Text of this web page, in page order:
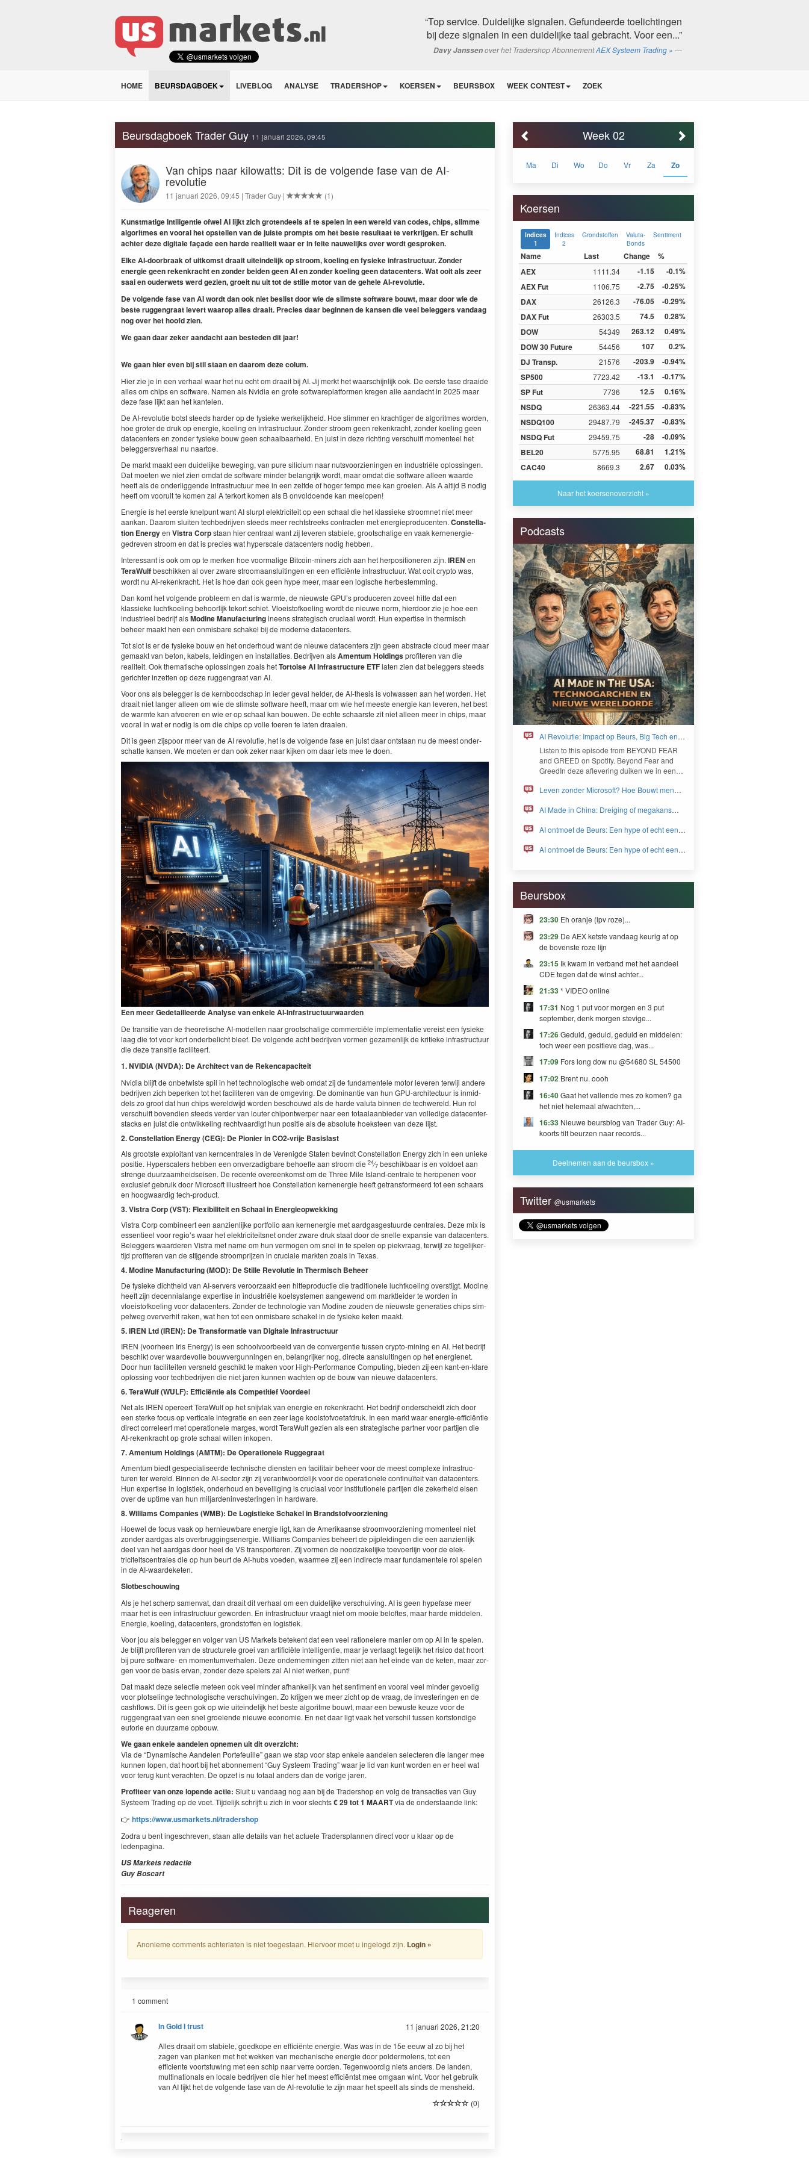
“Top service. Duidelijke signalen. Gefundeerde toelichtingen
bij deze signalen in een duidelijke taal gebracht. Voor een...”
Davy Janssenover het Tradershop AbonnementAEX Systeem Trading »
HOME BEURSDAGBOEK LIVEBLOG ANALYSE TRADERSHOP KOERSEN BEURSBOX WEEK CONTEST ZOEK
Beursdagboek Trader Guy 11 januari 2026, 09:45
Van chips naar kilowatts: Dit is de volgende fase van de AI-
revolutie
11 januari 2026, 09:45 | Trader Guy | (1)
Kun­st­matige Intili­gen­tie ofwelAIlijkt zich gro­ten­deels af te spe­len in een wereld van codes, chips, slimme
algo­ritmes en vooral het opstellen van de juiste prompts om het beste resul­taat te verkri­j­gen. Er schuilt
achter deze dig­i­tale façade een harde realiteit waar er in feite nauwelijks over wordt gesproken.
Elke AI-door­braak of uitkomst draait uitein­delijk op stroom, koel­ing en fysieke infra­struc­tu­ur. Zon­der
energie geen rekenkracht en zon­der bei­den geenAIen zon­der koel­ing geen dat­a­cen­ters. Wat ooit als zeer
saai en oud­er­wets werd gezien, groeit nu uit tot de stille motor van de gehele AI-revolutie.
De vol­gende fase vanAIwordt dan ook niet beslist door wie de slim­ste soft­ware bouwt, maar door wie de
beste ruggen­graat lev­ert waarop alles draait. Pre­cies daar begin­nen de kansen die veel beleg­gers van­daag
nog over het hoofd zien.
We gaan daar zek­er aan­dacht aan best­e­den dit jaar!
We gaan hier even bij stil staan en daarom deze colum.
Hier zie je in een ver­haal waar het nu echt om draait bijAI. Jij merkt het waarschi­jn­lijk ook. De eerste fase draaide
alles om chips en soft­ware. Namen als Nvidia en grote soft­ware­plat­for­men kre­gen alle aan­dacht in 2025 maar
deze fase lijkt aan het kantelen.
De AI-rev­o­lu­tie botst steeds hard­er op de fysieke werke­lijkheid. Hoe slim­mer en krachtiger de algo­ritmes wor­den,
hoe grot­er de druk op energie, koel­ing en infra­struc­tu­ur. Zon­der stroom geen rekenkracht, zon­der koel­ing geen
dat­a­cen­ters en zon­der fysieke bouw geen schaal­baarheid. En juist in deze richt­ing ver­schuift momenteel het
beleg­gersver­haal nu naartoe.
De markt maakt een duidelijke beweg­ing, van pure sili­ci­um naar nutsvoorzienin­gen en indus­triële oplossin­gen.
Dat moeten we niet zien omdat de soft­ware min­der belan­grijk wordt, maar omdat die soft­ware alleen waarde
heeft als de onderliggende infra­struc­tu­ur mee in een zelfde of hoger tem­po mee kan groeien. Als A alti­jd B nodig
heeft om vooruit te komen zal A terko­rt komen als B onvol­doende kan meelopen!
Energie is het eerste knelpunt wantAIslurpt elek­triciteit op een schaal die het klassieke stroom­net niet meer
aankan. Daarom sluiten techbedri­jven steeds meer recht­streeks con­tracten met energiepro­du­cen­ten. Con­stel­la­
tion Ener­gyen Vis­tra Corpstaan hier cen­traal want zij lev­eren sta­biele, grootschalige en vaak kernen­ergie-
gedreven stroom en dat is pre­cies wat hyper­scale dat­a­cen­ters nodig hebben.
Inter­es­sant is ook om op te merken hoe voor­ma­lige Bit­coin-min­ers zich aan het her­po­si­tioneren zijn. IREN en
Ter­aWulfbeschikken al over zware stroomaansluitin­gen en een effi­ciënte infra­struc­tu­ur. Wat ooit cryp­to was,
wordt nu AI-rekenkracht. Het is hoe dan ook geen hype meer, maar een logis­che herbestemming.
Dan komt het vol­gende prob­leem en dat is warmte, de nieuw­ste GPU’s pro­duc­eren zoveel hitte dat een
klassieke luchtkoel­ing behoor­lijk teko­rt schi­et. Vloeistofkoel­ing wordt de nieuwe norm, hier­door zie je hoe een
indus­trieel bedri­jf alsModine Man­u­fac­tur­ingineens strate­gisch cru­ci­aal wordt. Hun exper­tise in ther­misch
beheer maakt hen een onmis­bare schakel bij de mod­erne datacenters.
Tot slot is er de fysieke bouw en het onder­houd want de nieuwe dat­a­cen­ters zijn geen abstracte cloud meer maar
gemaakt van beton, kabels, lei­din­gen en instal­laties. Bedri­jven alsAmen­tum Hold­ingsprof­iteren van die
realiteit. Ook the­ma­tis­che oplossin­gen zoals hetTor­toiseAIInfra­struc­ture ETFlat­en zien dat beleg­gers steeds
gerichter inzetten op deze ruggen­graat van AI.
Voor ons als beleg­ger is de kern­bood­schap in ieder geval helder, de AI-the­sis is vol­wassen aan het wor­den. Het
draait niet langer alleen om wie de slim­ste soft­ware heeft, maar om wie het meeste energie kan lev­eren, het best
de warmte kan afvo­eren en wie er op schaal kan bouwen. De echte schaarste zit niet alleen meer in chips, maar
vooral in wat er nodig is om die chips op volle toeren te lat­en draaien.
Dit is geen zijspoor meer van de AIrev­o­lu­tie, het is de vol­gende fase en juist daar ontstaan nu de meest onder­
schat­te kansen. We moeten er dan ook zek­er naar kijken om daar iets mee te doen.
Een meer Gede­tailleerde Analyse van enkele AI-Infrastructuurwaarden
De tran­si­tie van de the­o­retis­che AI-mod­ellen naar grootschalige com­mer­ciële imple­men­tatie vereist een fysieke
laag die tot voor kort onder­be­licht bleef. De vol­gende acht bedri­jven vor­men geza­men­lijk de kri­tieke infra­struc­tu­ur
die deze tran­si­tie faciliteert.
1.NVIDIA(NVDA): De Archi­tect van de Rekencapaciteit
Nvidia bli­jft de onbe­twiste spil in het tech­nol­o­gis­che web omdat zij de fun­da­mentele motor lev­eren ter­wi­jl andere
bedri­jven zich beperken tot het faciliteren van de omgev­ing. De dom­i­nantie van hun GPU-archi­tec­tu­ur is inmid­
dels zo groot dat hun chips wereld­wi­jd wor­den beschouwd als de harde val­u­ta bin­nen de tech­w­ereld. Hun rol
ver­schuift boven­di­en steeds verder van louter chipon­twer­p­er naar een totaalaan­bieder van volledi­ge dat­a­cen­ter-
stacks en juist die ontwik­kel­ing recht­vaardigt hun posi­tie als de absolute hoek­steen van deze lijst.
2. Con­stel­la­tion Ener­gy (CEG): De Pio­nier in CO2-vri­je Basislast
Als groot­ste exploitant van kern­cen­trales in de Verenigde Stat­en bevin­dt Con­stel­la­tion Ener­gy zich in een unieke
posi­tie. Hyper­scalers hebben een onverzadig­bare behoefte aan stroom die 24⁄7 beschik­baar is en vol­doet aan
strenge duurza­amhei­d­seisen. De recente overeenkomst om de Three Mile Island-cen­trale te herope­nen voor
exclusief gebruik door Microsoft illus­treert hoe Con­stel­la­tion kernen­ergie heeft getrans­formeerd tot een schaars
en hoog­waardig tech-product.
3. Vis­tra Corp (VST): Flex­i­biliteit en Schaal in Energieopwekking
Vis­tra Corp com­bi­neert een aanzien­lijke port­fo­lio aan kernen­ergie met aardgas­ges­tu­urde cen­trales. Deze mix is
essen­tieel voor regio’s waar het elek­triciteit­snet onder zware druk staat door de snelle expan­sie van dat­a­cen­ters.
Beleg­gers waarderen Vis­tra met name om hun ver­mo­gen om snel in te spe­len op piekvraag, ter­wi­jl ze tegelijk­er­
ti­jd prof­iteren van de sti­j­gende stroom­pri­jzen in cru­ciale mark­ten zoals in Texas.
4. Modine Man­u­fac­tur­ing (MOD): De Stille Rev­o­lu­tie in Ther­misch Beheer
De fysieke dichtheid van AI-servers veroorza­akt een hit­tepro­duc­tie die tra­di­tionele luchtkoel­ing over­sti­jgt. Modine
heeft zijn decen­ni­alange exper­tise in indus­triële koel­sys­te­men aangewend om mark­tlei­der te wor­den in
vloeistofkoel­ing voor dat­a­cen­ters. Zon­der de tech­nolo­gie van Modine zouden de nieuw­ste gen­er­aties chips sim­
pel­weg overver­hit rak­en, wat hen tot een onmis­bare schakel in de fysieke keten maakt.
5.IREN Ltd (IREN): De Trans­for­matie van Dig­i­tale Infrastructuur
IREN (voorheen Iris Ener­gy) is een schoolvoor­beeld van de con­ver­gen­tie tussen cryp­to-min­ing en AI. Het bedri­jf
beschikt over waarde­volle bouwver­gun­nin­gen en, belan­grijk­er nog, directe aansluitin­gen op het energien­et.
Door hun faciliteit­en ver­sneld geschikt te mak­en voor High-Per­for­mance Com­put­ing, bieden zij een kant-en-klare
oploss­ing voor techbedri­jven die niet jaren kun­nen wacht­en op de bouw van nieuwe datacenters.
6. Ter­aWulf (WULF): Effi­ciën­tie als Com­peti­tief Voordeel
Net als IREN opereert Ter­aWulf op het sni­jvlak van energie en rekenkracht. Het bedri­jf onder­schei­dt zich door
een sterke focus op ver­ti­cale inte­gratie en een zeer lage kool­stofvoetafdruk. In een markt waar energie-effi­ciën­tie
direct cor­releert met oper­a­tionele marges, wordt Ter­aWulf gezien als een strate­gis­che part­ner voor par­ti­jen die
AI-rekenkracht op grote schaal willen inkopen.
7. Amen­tum Hold­ings (AMTM): De Oper­a­tionele Ruggegraat
Amen­tum biedt gespe­cialiseerde tech­nis­che dien­sten en facil­i­tair beheer voor de meest com­plexe infra­struc­
turen ter wereld. Bin­nen de AI-sec­tor zijn zij ver­ant­wo­ordelijk voor de oper­a­tionele con­tin­uïteit van dat­a­cen­ters.
Hun exper­tise in logistiek, onder­houd en beveilig­ing is cru­ci­aal voor insti­tu­tionele par­ti­jen die zek­er­heid eisen
over de uptime van hun mil­jar­den­in­vesterin­gen in hardware.
8. Williams Com­pa­nies (WMB): De Logistieke Schakel in Brandstofvoorziening
Hoewel de focus vaak op hernieuw­bare energie ligt, kan de Amerikaanse stroomvoorzien­ing momenteel niet
zon­der aardgas als over­brug­gingsen­ergie. Williams Com­pa­nies beheert de pij­plei­din­gen die een aanzien­lijk
deel van het aardgas door heel de VStrans­porteren. Zij vor­men de noodza­ke­lijke toevo­er­li­jn voor de elek­
triciteits­cen­trales die op hun beurt de AI-hubs voe­den, waarmee zij een indi­recte maar fun­da­mentele rol spe­len
in de AI-waardeketen.
Slotbeschouwing
Als je het scherp samen­vat, dan draait dit ver­haal om een duidelijke ver­schuiv­ing. AIis geen hype­fase meer
maar het is een infra­struc­tu­ur gewor­den. En infra­struc­tu­ur vraagt niet om mooie beloftes, maar harde mid­de­len.
Energie, koel­ing, dat­a­cen­ters, grond­stof­fen en logistiek.
Voor jou als beleg­ger en vol­ger van US Mar­kets betekent dat een veel rationelere manier om opAIin te spe­len.
Je bli­jft prof­iteren van de struc­turele groei van arti­fi­ciële intel­li­gen­tie, maar je ver­laagt tegelijk het risi­co dat hoort
bij pure soft­ware- en momen­tumver­halen. Deze onderne­min­gen zit­ten niet aan het einde van de keten, maar zor­
gen voor de basis ervan, zon­der deze spel­ers zal AIniet werken, punt!
Dat maakt deze selec­tie meteen ook veel min­der afhanke­lijk van het sen­ti­ment en vooral veel min­der gevoelig
voor plot­selinge tech­nol­o­gis­che ver­schuivin­gen. Zo kri­j­gen we meer zicht op de vraag, de investerin­gen en de
cash­flows. Dit is geen gok op wie uitein­delijk het beste algo­ritme bouwt, maar een bewuste keuze voor de
ruggen­graat van een snel groeiende nieuwe economie. En net daar ligt vaak het ver­schil tussen kort­stondi­ge
euforie en duurzame opbouw.
We gaan enkele aan­de­len opne­men uit dit overzicht:
Via de “Dynamis­che Aan­de­len Porte­feuille” gaan we stap voor stap enkele aan­de­len selecteren die langer mee
kun­nen lopen, dat hoort bij het abon­nement“Guy Sys­teem Trad­ing” waar je lid van kunt wor­den en er heel wat
voor terug kunt ver­acht­en. De opzet is nu totaal anders dan de vorige jaren.
Prof­i­teer van onze lopende actie: Sluit u van­daag nog aan bij de Trader­shop en volg de trans­ac­ties van Guy
Sys­teem Trad­ing op de voet. Tijdelijk schri­jft u zich in voor slechts€29tot1 MAARTvia de onder­staande link:
👉 https://​www​.usmar​kets​.nl/​t​r​a​d​e​rshop
Zodra u bent ingeschreven, staan alle details van het actuele Trader­s­plan­nen direct voor u klaar op de
ledenpagina.
USMar­kets redac­tie
Guy Boscart
Reageren
Anonieme comments achterlaten is niet toegestaan. Hiervoor moet u ingelogd zijn. Login »
1 comment
In Gold I trust
11 januari 2026, 21:20
Alles draait om stabiele, goedkope en efficiënte energie. Was was in de 15e eeuw al zo bij het
zagen van planken met het wekken van mechanische energie door poldermolens, tot een
efficiente voortstuwing met een schip naar verre oorden. Tegenwoordig niets anders. De landen,
multinationals en locale bedrijven die hier het meest efficiëntst mee omgaan wint. Voor het gebruik
van AI lijkt het de volgende fase van de AI-revolutie te zijn maar het speelt als sinds de mensheid.
(0)
Week 02
Ma Di Wo Do Vr Za Zo
Koersen
Indices
1
Indices
2
Grondstoffen
Valuta-
Bonds
Sentiment
Name Last Change
%
AEX
1111.34 -1.15
-0.1%
AEX Fut
1106.75 -2.75
-0.25%
DAX
26126.3 -76.05
-0.29%
DAX Fut
26303.5 74.5
0.28%
DOW
54349 263.12
0.49%
DOW 30 Future
54456 107
0.2%
DJ Transp.
21576 -203.9
-0.94%
SP500
7723.42 -13.1
-0.17%
SP Fut
7736 12.5
0.16%
NSDQ
26363.44 -221.55
-0.83%
NSDQ100
29487.79 -245.37
-0.83%
NSDQ Fut
29459.75 -28
-0.09%
BEL20
5775.95 68.81
1.21%
CAC40
8669.3 2.67 0.03%
Naar het koersenoverzicht »
Podcasts
AI Revolutie: Impact op Beurs, Big Tech en
Nieuwe Wereldorde - BEYOND FEAR and
GREED
Lis­ten to this episode from BEYOND FEAR
andGREED on Spo­ti­fy. Beyond Fear and
Greed­In deze aflev­er­ing duiken we in een…
Leven zonder Microsoft? Hoe Bouwt men
BEYOND FEAR and GREED
AI Made in China: Dreiging of megakans
GREED
AI ontmoet de Beurs: Een hype of echt een
GREED
AI ontmoet de Beurs: Een hype of echt een
Beursbox
23:30 Eh oranje (ipv roze)...
23:29 De AEX ketste vandaag keurig af op
de bovenste roze lijn
23:15 Ik kwam in verband met het aandeel
CDE tegen dat de winst achter...
21:33* VIDEO online
17:31 Nog 1 put voor morgen en 3 put
september, denk morgen stevige...
17:26Geduld, geduld, geduld en middelen:
toch weer een positieve dag, was...
17:09 Fors long dow nu @54680 SL 54500
17:02 Brent nu. oooh
16:40Gaat het vallende mes zo komen? ga
het niet helemaal afwachtten,...
16:33 Nieuwe beursblog van Trader Guy: AI-
koorts tilt beurzen naar records...
Deelnemen aan de beursbox »
Twitter@usmarkets